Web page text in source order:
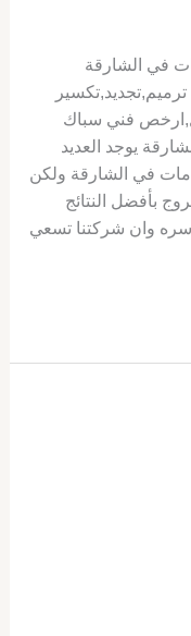
في الشارقة
فني سباك
يوجد العديد
في الشارقة ولكن
بأفضل النتائج
وان شركتنا تسعي